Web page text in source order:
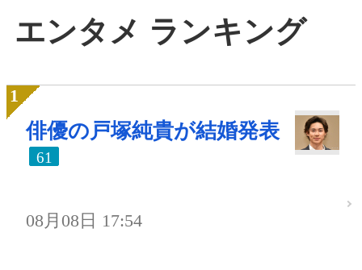
エンタメ ランキング
俳優の戸塚純貴が結婚発表
61
08月08日 17:54